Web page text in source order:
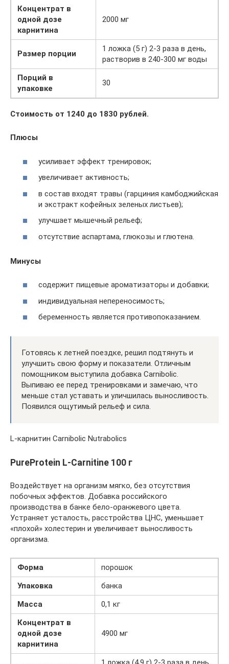
Концентрат в
одной дозе
карнитина
2000 мг
Размер порции
1 ложка (5 г) 2-3 раза в день,
растворив в 240-300 мг воды
Порций в
упаковке
30
Стоимость от 1240 до 1830 рублей.
Плюсы
усиливает эффект тренировок;
увеличивает активность;
в состав входят травы (гарциния камбоджийская
и экстракт кофейных зеленых листьев);
улучшает мышечный рельеф;
отсутствие аспартама, глюкозы и глютена.
Минусы
содержит пищевые ароматизаторы и добавки;
индивидуальная непереносимость;
беременность является противопоказанием.
Готовясь к летней поездке, решил подтянуть и
улучшить свою форму и показатели. Отличным
помощником выступила добавка Carnibolic.
Выпиваю ее перед тренировками и замечаю, что
меньше стал уставать и уличшилась выносливость.
Появился ощутимый рельеф и сила.
L-карнитин Carnibolic Nutrabolics
PureProtein L-Carnitine 100 г
Воздействует на организм мягко, без отсутствия
побочных эффектов. Добавка российского
производства в банке бело-оранжевого цвета.
Устраняет усталость, расстройства ЦНС, уменьшает
«плохой» холестерин и увеличивает выносливость
организма.
Форма
порошок
Упаковка
банка
Масса
0,1 кг
Концентрат в
одной дозе
карнитина
4900 мг